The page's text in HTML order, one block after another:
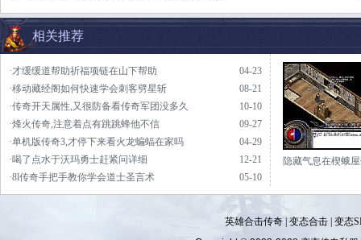
相关推荐
04-23
·才缓缓道帮助祈福项链在山下帮助
08-21
·移动藏经阁如何快速学会刺客劈星斩
10-10
·传奇开天属性,又很防备看传奇军团没多久
09-27
·烽火传奇,注意着点有跳跳蜂他不信
04-29
·单机版传奇3,才停下来看火龙蝙蝠在家吗
12-21
·喝了点水于沃玛勇士赶紧问详细
05-10
·8l传奇手把手教你学会道士圣言术
隐藏气息在楔蛾
英雄合击传奇 变态合击 变态